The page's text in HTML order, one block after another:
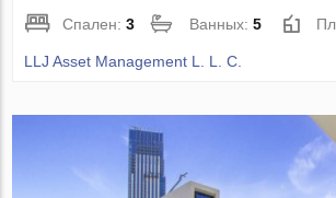
Спален:3 Ванных:5
LLJ Asset Management L. L. C.